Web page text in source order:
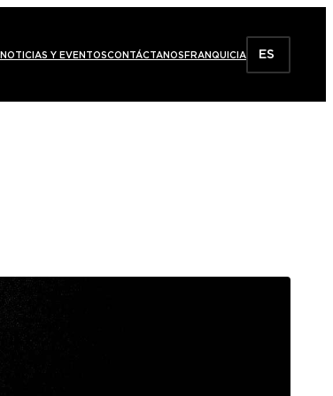
NOTICIAS Y EVENTOSCONTÁCTANOS FRANQUICIA ES